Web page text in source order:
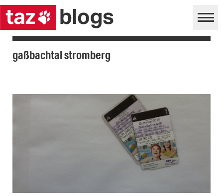
gaßbachtal stromberg